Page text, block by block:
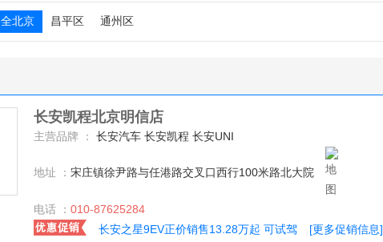
全北京 昌平区 通州区
长安凯程北京明信店
主营品牌 ： 长安汽车 长安凯程 长安UNI
地址 ： 宋庄镇徐尹路与任港路交叉口西行100米路北大院
电话 ： 010-87625284
长安之星9EV正价销售13.28万起 可试驾
[更多促销信息]